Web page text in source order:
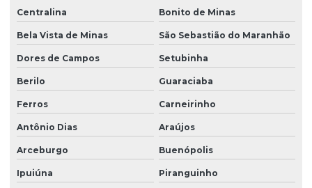
Centralina Bonito de Minas
Bela Vista de Minas São Sebastião do Maranhão
Dores de Campos Setubinha
Berilo Guaraciaba
Ferros Carneirinho
Antônio Dias Araújos
Arceburgo Buenópolis
Ipuiúna Piranguinho